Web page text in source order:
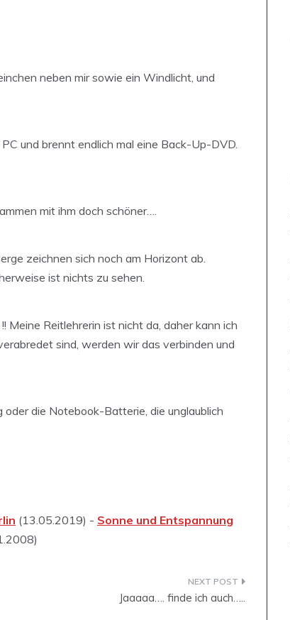
neben mir sowie ein Windlicht, und
und brennt endlich mal eine Back-Up-DVD.
mit ihm doch schöner….
zeichnen sich noch am Horizont ab.
ist nichts zu sehen.
Meine Reitlehrerin ist nicht da, daher kann ich
sind, werden wir das verbinden und
die Notebook-Batterie, die unglaublich
(13.05.2019) - Sonne und Entspannung
Jaaaaa…. finde ich auch…..